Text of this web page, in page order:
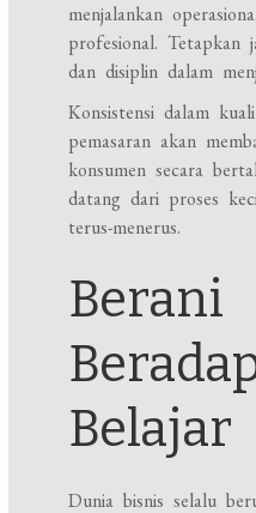
menjalankan
profesional. Tetapkan
dan disiplin dalam
Konsistensi dalam
pemasaran akan
konsumen secara
datang dari proses
terus-menerus.
Berani
Belajar
Dunia bisnis selalu